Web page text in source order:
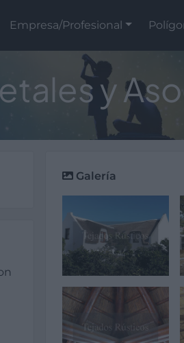
Empresa/Profesional
y
Galería